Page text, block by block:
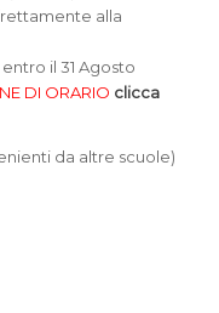
alla
il 31 Agosto
DI ORARIO clicca
da altre scuole)